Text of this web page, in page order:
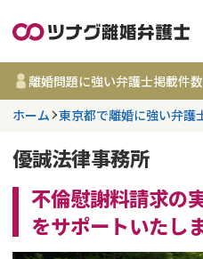
離婚問題に強い弁護士掲載件数
ホーム 東京都で離婚に強い弁護
優誠法律事務所
不倫慰謝料請求の
をサポートいたし